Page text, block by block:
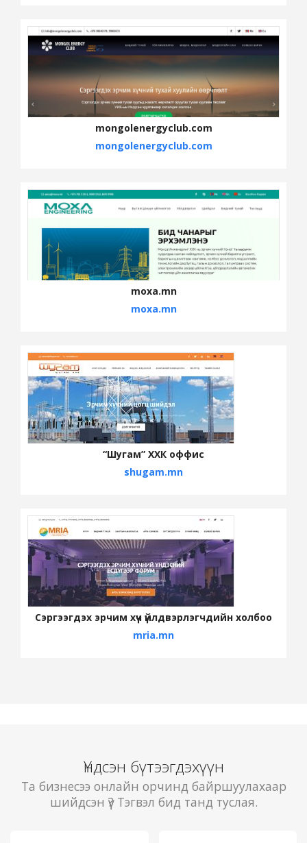
mongolenergyclub.com
mongolenergyclub.com
moxa.mn
moxa.mn
“Шугам” ХХК оффис
shugam.mn
Сэргээгдэх эрчим хүч үйлдвэрлэгчдийн холбоо
mria.mn
Үндсэн бүтээгдэхүүн
Та бизнесээ онлайн орчинд байршуулахаар
шийдсэн үү? Тэгвэл бид танд туслая.